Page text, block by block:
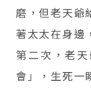
磨，但老天爺
著太太在身邊
第二次，老
會」，生死一